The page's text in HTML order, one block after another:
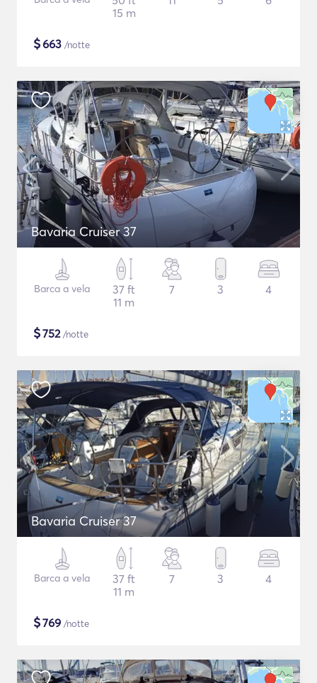
15 m
$663 /notte
Bavaria Cruiser 37
Barca a vela
37 ft
11 m
7 3 4
$752/notte
Bavaria Cruiser 37
Barca a vela
37 ft
11 m
7 3 4
$769 /notte